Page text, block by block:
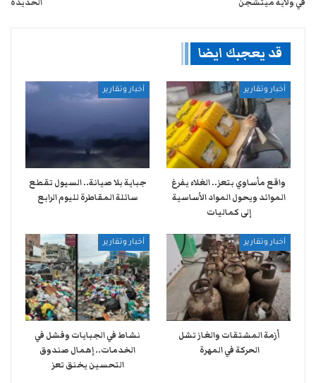
قد يعجبك ايضا
أخبار وتقارير
واقع مأساوي بتعز.. الغلاء يفرغ
الموائد ويحول المواد الأساسية
إلى كماليات
أخبار وتقارير
جباية بلا صيانة.. السيول تقطع
سائلة المقاطرة لليوم الرابع
أخبار وتقارير
أزمة المشتقات والغاز تشل
الحركة في المهرة ​
أخبار وتقارير
نشاط في الجبايات وفشل في
الخدمات.. إهمال صندوق
التحسين يخنق تعز